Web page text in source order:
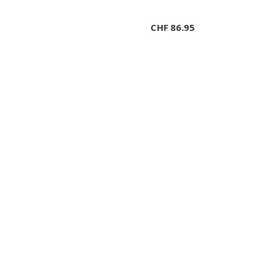
CHF 86.95